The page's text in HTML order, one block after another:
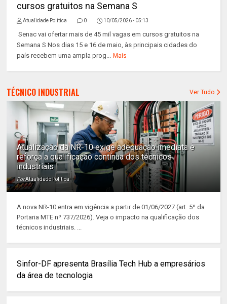
cursos gratuitos na Semana S
Atualidade Política 0 10/05/2026 - 05:13
Senac vai ofertar mais de 45 mil vagas em cursos gratuitos na
Semana S Nos dias 15 e 16 de maio, às principais cidades do
país recebem uma ampla prog... Mais
TÉCNICO INDUSTRIAL Ver Tudo
Atualização da NR-10 exige adequação imediata e
reforça a qualificação contínua dos técnicos
industriais
PorAtualidade Política
A nova NR-10 entra em vigência a partir de 01/06/2027 (art. 5º da
Portaria MTE nº 737/2026). Veja o impacto na qualificação dos
técnicos industriais. ...
Sinfor-DF apresenta Brasília Tech Hub a empresários
da área de tecnologia